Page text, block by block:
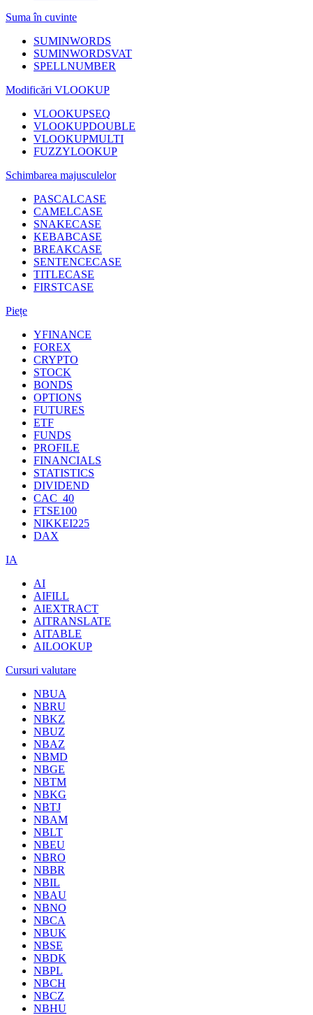
Suma în cuvinte
SUMINWORDS
SUMINWORDSVAT
SPELLNUMBER
Modificări VLOOKUP
VLOOKUPSEQ
VLOOKUPDOUBLE
VLOOKUPMULTI
FUZZYLOOKUP
Schimbarea majusculelor
PASCALCASE
CAMELCASE
SNAKECASE
KEBABCASE
BREAKCASE
SENTENCECASE
TITLECASE
FIRSTCASE
Piețe
YFINANCE
FOREX
CRYPTO
STOCK
BONDS
OPTIONS
FUTURES
ETF
FUNDS
PROFILE
FINANCIALS
STATISTICS
DIVIDEND
CAC_40
FTSE100
NIKKEI225
DAX
IA
AI
AIFILL
AIEXTRACT
AITRANSLATE
AITABLE
AILOOKUP
Cursuri valutare
NBUA
NBRU
NBKZ
NBUZ
NBAZ
NBMD
NBGE
NBTM
NBKG
NBTJ
NBAM
NBLT
NBEU
NBRO
NBBR
NBIL
NBAU
NBNO
NBCA
NBUK
NBSE
NBDK
NBPL
NBCH
NBCZ
NBHU